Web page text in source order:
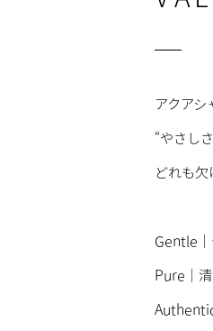
アクアシ
“やさし
どれも欠
Gentle
Pure｜